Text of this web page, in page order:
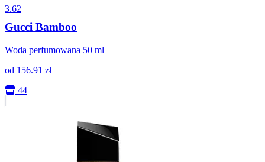
3.62
Gucci Bamboo
Woda perfumowana 50 ml
od 156.91 zł
44